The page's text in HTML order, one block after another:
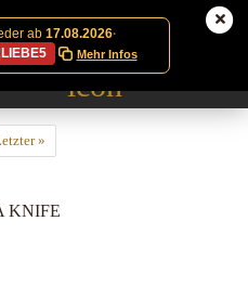
ab 17.08.2026·
Mehr Infos
»
KNIFE